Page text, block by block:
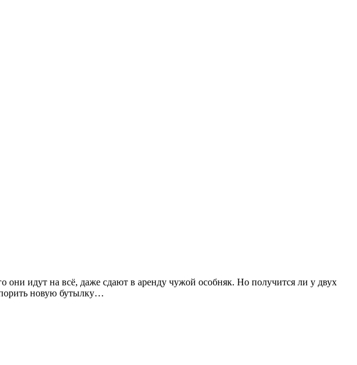
идут на всё, даже сдают в аренду чужой особняк. Но получится ли у двух
новую бутылку…